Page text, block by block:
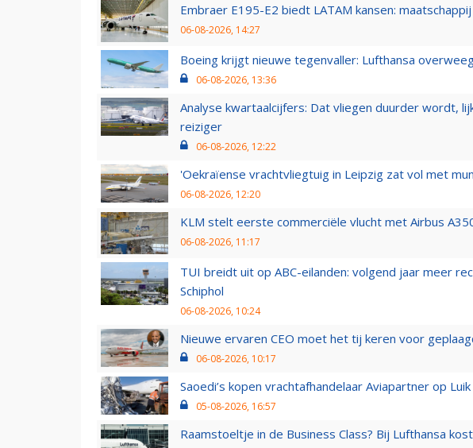
Embraer E195-E2 biedt LATAM kansen:
06-08-2026, 14:27
Boeing krijgt nieuwe tegenvaller: Lufthansa
06-08-2026, 13:36
Analyse kwartaalcijfers: Dat vliegen duurder wordt,
reiziger
06-08-2026, 12:22
'Oekraïense vrachtvliegtuig in Leipzig zat vol met
06-08-2026, 12:20
KLM stelt eerste commerciële vlucht met Airbus
06-08-2026, 11:17
TUI breidt uit op ABC-eilanden: volgend jaar meer
Schiphol
06-08-2026, 10:24
Nieuwe ervaren CEO moet het tij keren voor
06-08-2026, 10:17
Saoedi’s kopen vrachtafhandelaar Aviapartner op
05-08-2026, 16:57
Raamstoeltje in de Business Class? Bij Lufthansa